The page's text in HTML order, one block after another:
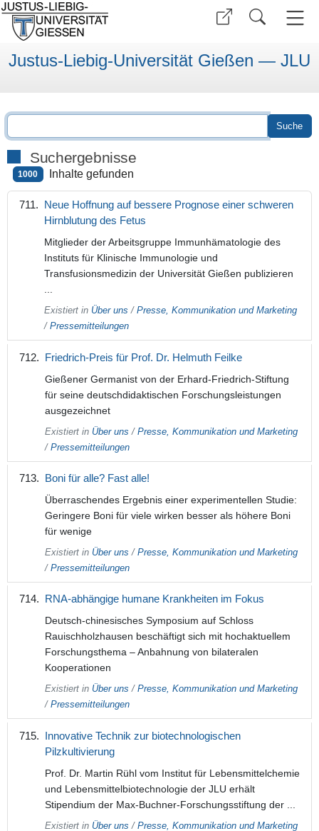
Justus-Liebig-Universität Gießen — JLU
Suchergebnisse
1000 Inhalte gefunden
Neue Hoffnung auf bessere Prognose einer schweren
Hirnblutung des Fetus
Mitglieder der Arbeitsgruppe Immunhämatologie des
Instituts für Klinische Immunologie und
Transfusionsmedizin der Universität Gießen publizieren
...
Existiert in Über uns / Presse, Kommunikation und Marketing
/ Pressemitteilungen
Friedrich-Preis für Prof. Dr. Helmuth Feilke
Gießener Germanist von der Erhard-Friedrich-Stiftung
für seine deutschdidaktischen Forschungsleistungen
ausgezeichnet
Existiert in Über uns / Presse, Kommunikation und Marketing
/ Pressemitteilungen
Boni für alle? Fast alle!
Überraschendes Ergebnis einer experimentellen Studie:
Geringere Boni für viele wirken besser als höhere Boni
für wenige
Existiert in Über uns / Presse, Kommunikation und Marketing
/ Pressemitteilungen
RNA-abhängige humane Krankheiten im Fokus
Deutsch-chinesisches Symposium auf Schloss
Rauischholzhausen beschäftigt sich mit hochaktuellem
Forschungsthema – Anbahnung von bilateralen
Kooperationen
Existiert in Über uns / Presse, Kommunikation und Marketing
/ Pressemitteilungen
Innovative Technik zur biotechnologischen
Pilzkultivierung
Prof. Dr. Martin Rühl vom Institut für Lebensmittelchemie
und Lebensmittelbiotechnologie der JLU erhält
Stipendium der Max-Buchner-Forschungsstiftung der ...
Existiert in Über uns / Presse, Kommunikation und Marketing